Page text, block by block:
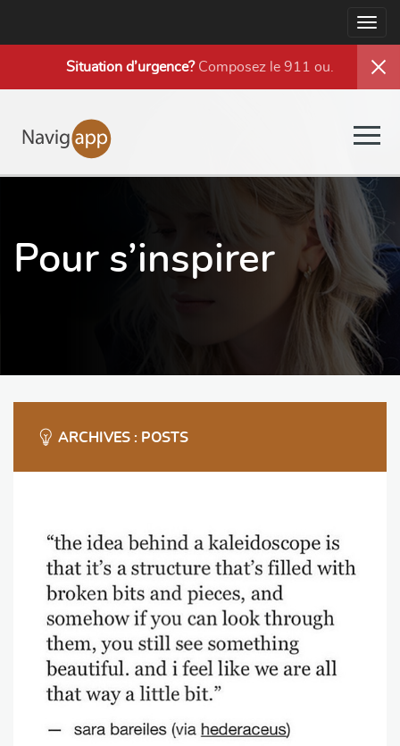
Situation d’urgence?Composez le 911 ou
Pour s’inspirer
ARCHIVES : POSTS